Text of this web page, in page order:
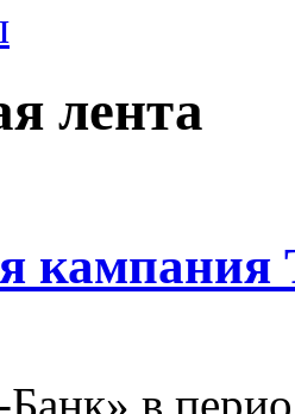
лента
кампания
в